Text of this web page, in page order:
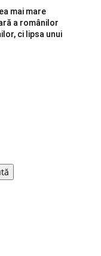
mai mare
a românilor
ci lipsa unui